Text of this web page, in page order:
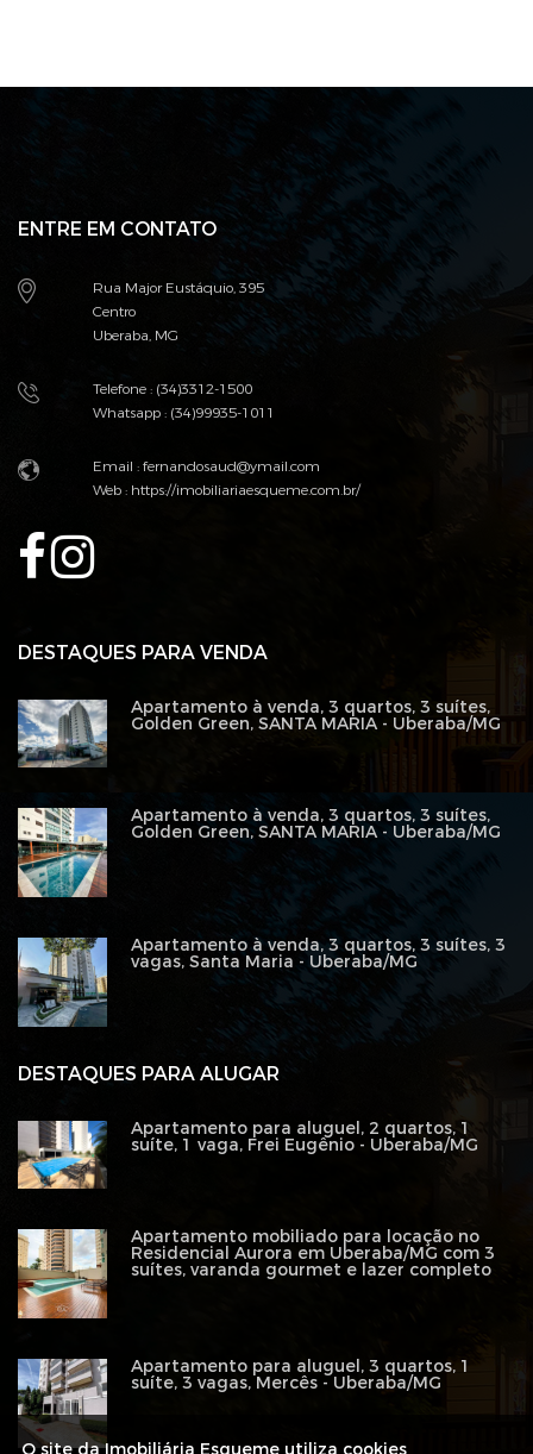
ENTRE EM CONTATO
Rua Major Eustáquio, 395
Centro
Uberaba, MG
Telefone : (34)3312-1500
Whatsapp : (34)99935-1011
Email :fernandosaud@ymail.com
Web :https://imobiliariaesqueme.com.br/
DESTAQUES PARA ALUGAR
Apartamento para aluguel, 2 quartos, 1
suíte, 1 vaga, Frei Eugênio - Uberaba/MG
Apartamento mobiliado para locação no
Residencial Aurora em Uberaba/MG com 3
suítes, varanda gourmet e lazer completo
Apartamento para aluguel, 3 quartos, 1
suíte, 3 vagas, Mercês - Uberaba/MG
DESTAQUES PARA VENDA
Apartamento à venda, 3 quartos, 3 suítes,
Golden Green, SANTA MARIA - Uberaba/MG
Apartamento à venda, 3 quartos, 3 suítes,
Golden Green, SANTA MARIA - Uberaba/MG
Apartamento à venda, 3 quartos, 3 suítes, 3
vagas, Santa Maria - Uberaba/MG